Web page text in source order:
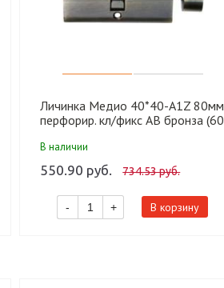
Личинка Медио 40*40-A1Z 80мм
перфорир. кл/фикс AB бронза (60
В наличии
550.90 руб. 734.53 руб.
- + В корзину